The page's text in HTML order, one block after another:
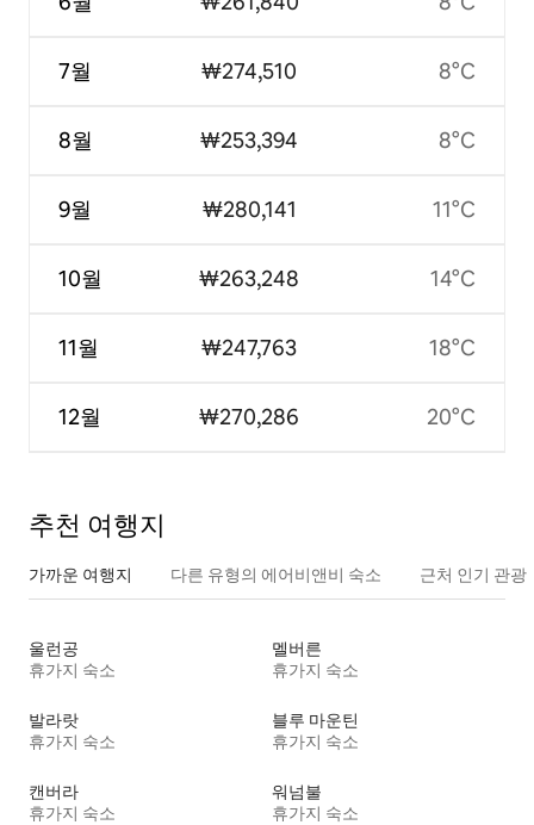
7월
8월
9월
10월
11월
12월
₩274,510
₩253,394
₩280,141
₩263,248
₩247,763
₩270,286
8°C
8°C
11°C
14°C
18°C
20°C
추천 여행지
가까운 여행지 다른 유형의 에어비앤비 숙소 근처 인기 관광
울런공
휴가지 숙소
멜버른
휴가지 숙소
발라랏
휴가지 숙소
블루 마운틴
휴가지 숙소
캔버라
휴가지 숙소
워넘불
휴가지 숙소